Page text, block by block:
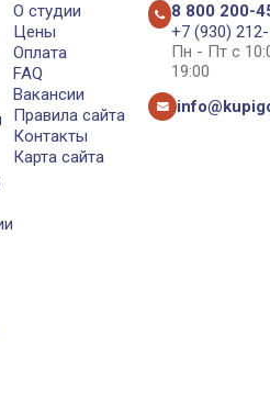
О студии
Цены
Оплата
FAQ
Вакансии
Правила сайта
Контакты
Карта сайта
8 800 200-
+7 (930)
Пн - Пт с
19:00